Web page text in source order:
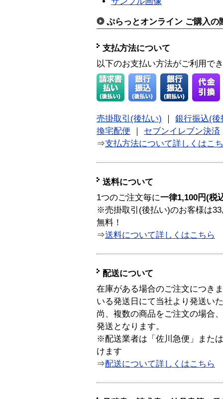
ぷらっとオンライン ご購入の
支払方法について
以下のお支払い方法がご利用で
売掛取引(後払い)
銀行振込(後
換宅配便
セブンイレブン決済
⇒支払方法について詳しくはこ
送料について
1つのご注文毎に一律1,100円(税
※売掛取引(後払い)のお客様は
無料！
⇒送料について詳しくはこちら
配送について
在庫がある場合のご注文につき
いる発送日にて当社より発送い
尚、複数の商品をご注文の場合
発送となります。
※配送業者は「佐川急便」また
けます
⇒配送について詳しくはこちら